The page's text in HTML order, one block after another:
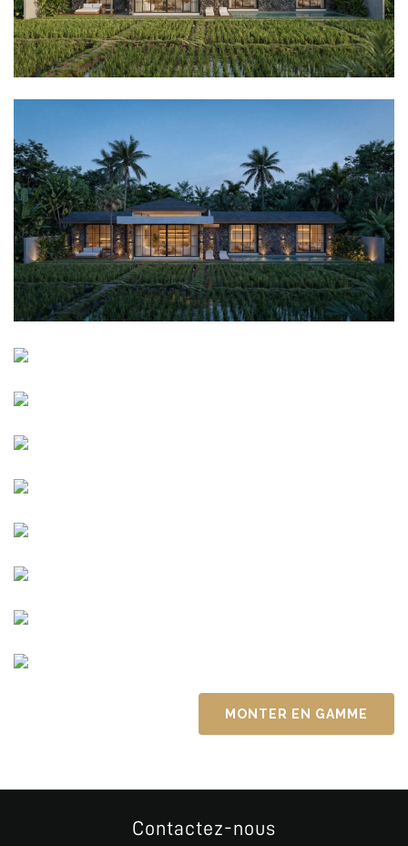
MONTER EN GAMME
Contactez-nous